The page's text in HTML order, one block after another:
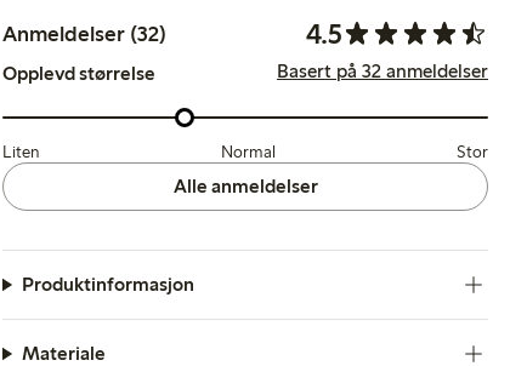
Anmeldelser (32) 4.5
Opplevd størrelse Basert på 32 anmeldelser
Liten Normal Stor
Alle anmeldelser
Produktinformasjon
Materiale